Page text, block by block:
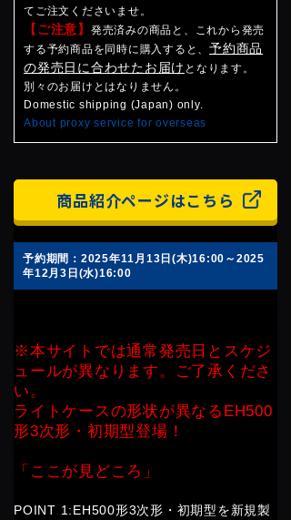
てご注文くださいませ。
【ご注意】 発売済みの商品と、これから発売
する予約商品を同時に購入すると、 予約商品
の発売日に合わせたお届け となります。
別々のお届けとはなりません。
Domestic shipping (Japan) only.
About proxy service for overseas
商品紹介ページはこちら
予約期間：2025年11月13日(木)16:00～2025
年12月3日(水)16:00
※本サイトでは通常発売日とスケジ
ュールが異なります。ご了承くださ
い。
ライトケースの形状が異なるEH500
形3次形・初期型登場！
「ここが見どころ」
POINT 1:EH500形3次形・初期型を新規製